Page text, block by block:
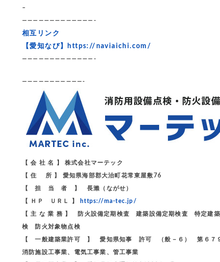
–
—————————————-
相互リンク
【愛知なび】
https://naviaichi.com/
—————————————-
———————————-
【 会 社 名 】 株式会社マーテック
【 住 所 】 愛知県海部郡大治町花常東屋敷76
【 担 当 者 】 長瀨（ながせ）
【 ＨＰ ＵＲＬ 】 https://ma-tec.jp/
【 主 な 業 務 】 防火設備定期検査 建築設備定期検査 特定
検 防火対象物点検
【 一般建築業許可 】 愛知県知事 許可 （般－６） 第６７
消防施設工事業、電気工事業、管工事業